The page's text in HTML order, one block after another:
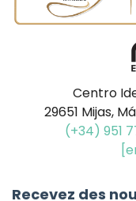
Centro
29651 Mijas,
(+34) 951